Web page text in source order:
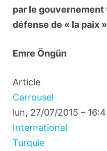
par le
défense de « la paix
Emre Öngün
Article
Carrousel
lun, 27/07/2015 –
International
Turquie